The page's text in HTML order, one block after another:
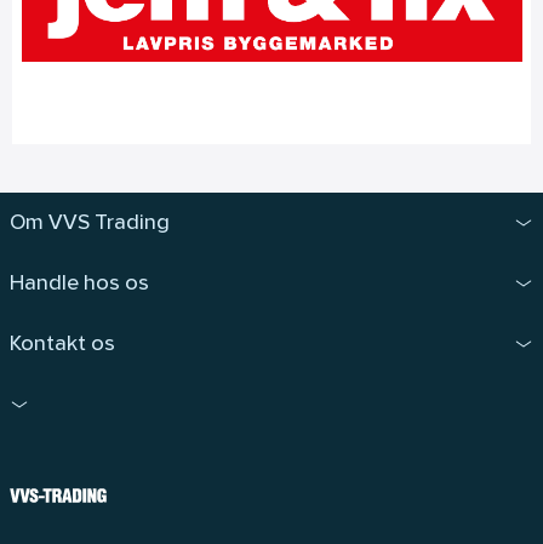
Om VVS Trading
Handle hos os
Kontakt os